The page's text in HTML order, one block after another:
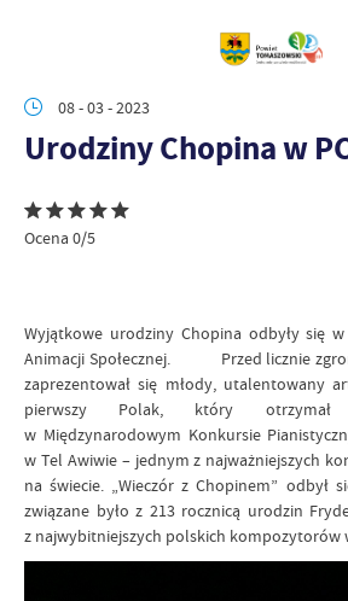
08 - 03 - 2023
Urodziny Chopina w
Ocena 0/5
Wyjątkowe urodziny Chopina odbyły się
Animacji Społecznej. Przed licznie
zaprezentował się młody, utalentowany
pierwszy Polak, który otrzymał
w Międzynarodowym Konkursie
w Tel Awiwie – jednym z najważniejszych
na świecie. „Wieczór z Chopinem” odbył
związane było z 213 rocznicą urodzin
z najwybitniejszych polskich kompozytorów